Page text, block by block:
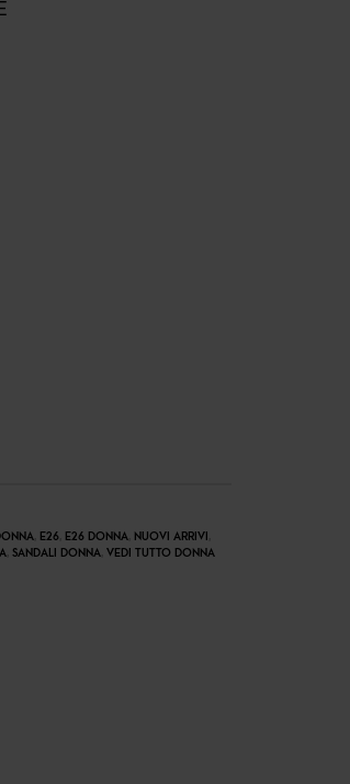
, E26, E26 DONNA, NUOVI ARRIVI
, SANDALI DONNA, VEDI TUTTO DONNA